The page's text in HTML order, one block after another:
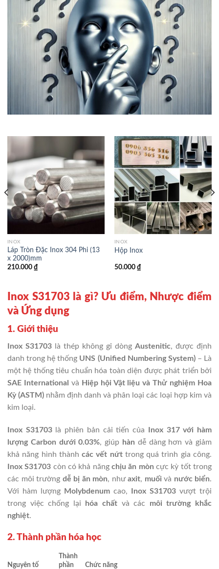
INOX
Láp Tròn Đặc Inox 304 Phi (13
x 2000)mm
210.000 ₫
INOX
Hộp Inox
50.000 ₫
Inox S31703 là gì? Ưu điểm, Nhược điểm
và Ứng dụng
1. Giới thiệu
Inox S31703 là thép không gỉ dòng Austenitic, được định
danh trong hệ thống UNS (Unified Numbering System)– Là
một hệ thống tiêu chuẩn hóa toàn diện được phát triển bởi
SAE International và Hiệp hội Vật liệu và Thử nghiệm Hoa
Kỳ (ASTM) nhằm định danh và phân loại các loại hợp kim và
kim loại.
Inox S31703 là phiên bản cải tiến của Inox 317với hàm
lượng Carbon dưới 0.03%, giúp hàn dễ dàng hơn và giảm
khả năng hình thànhcác vết nứttrong quá trình gia công.
Inox S31703 còn có khả năngchịu ăn mòn cực kỳ tốt trong
các môi trường dễ bị ăn mòn, nhưaxit, muối và nước biển.
Với hàm lượng Molybdenum cao, Inox S31703 vượt trội
trong việc chống lại hóa chất và các môi trường khắc
nghiệt.
2. Thành phần hóa học
Nguyên tố
Thành
phần
Chức năng